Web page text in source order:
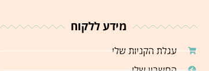
מידע ללקוח
עגלת הקניות שלי